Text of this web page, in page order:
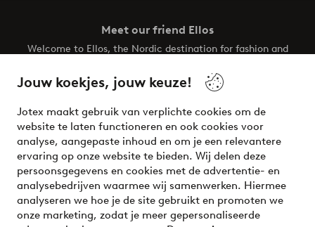
Jouw koekjes, jouw keuze!
Jotex maakt gebruik van verplichte cookies om de
website te laten functioneren en ook cookies voor
analyse, aangepaste inhoud en om je een relevantere
ervaring op onze website te bieden. Wij delen deze
persoonsgegevens en cookies met de advertentie- en
analysebedrijven waarmee wij samenwerken. Hiermee
analyseren we hoe je de site gebruikt en promoten we
onze marketing, zodat je meer gepersonaliseerde
Meet our friend Ellos
Welcome to Ellos, the Nordic destination for fashion and
your wardrobe. Your next inspiring look is here!
Veilig betalen - Nu betalen of opsplitsen
Wil je meer weten over onze betaalopties?